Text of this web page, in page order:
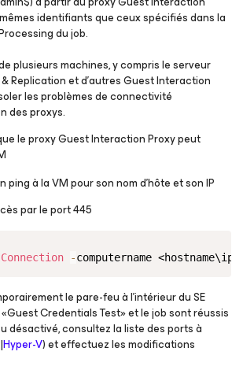
identifiants que ceux spécifiés dans la
du job.
plusieurs machines, y compris le serveur
Replication et d’autres Guest Interaction
les problèmes de connectivité
des proxys.
le proxy Guest Interaction Proxy peut
ping à la VM pour son nom d’hôte et son IP
par le port 445
-computername
le pare-feu à l’intérieur du SE
Credentials Test» et le job sont réussis
désactivé, consultez la liste des ports à
|Hyper-V) et effectuez les modifications